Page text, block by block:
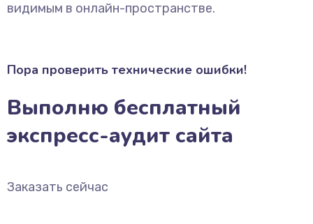
видимым в онлайн-пространстве.
Пора проверить технические ошибки!
Выполню бесплатный
экспресс-аудит сайта
Заказать сейчас